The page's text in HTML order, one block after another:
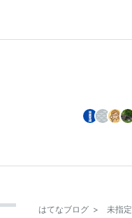
はてなブログ > 未指定